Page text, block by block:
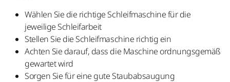
Wählen Sie die richtige Schleifmaschine für die
jeweilige Schleifarbeit
Stellen Sie die Schleifmaschine richtig ein
Achten Sie darauf, dass die Maschine ordnungsgemäß
gewartet wird
Sorgen Sie für eine gute Staubabsaugung